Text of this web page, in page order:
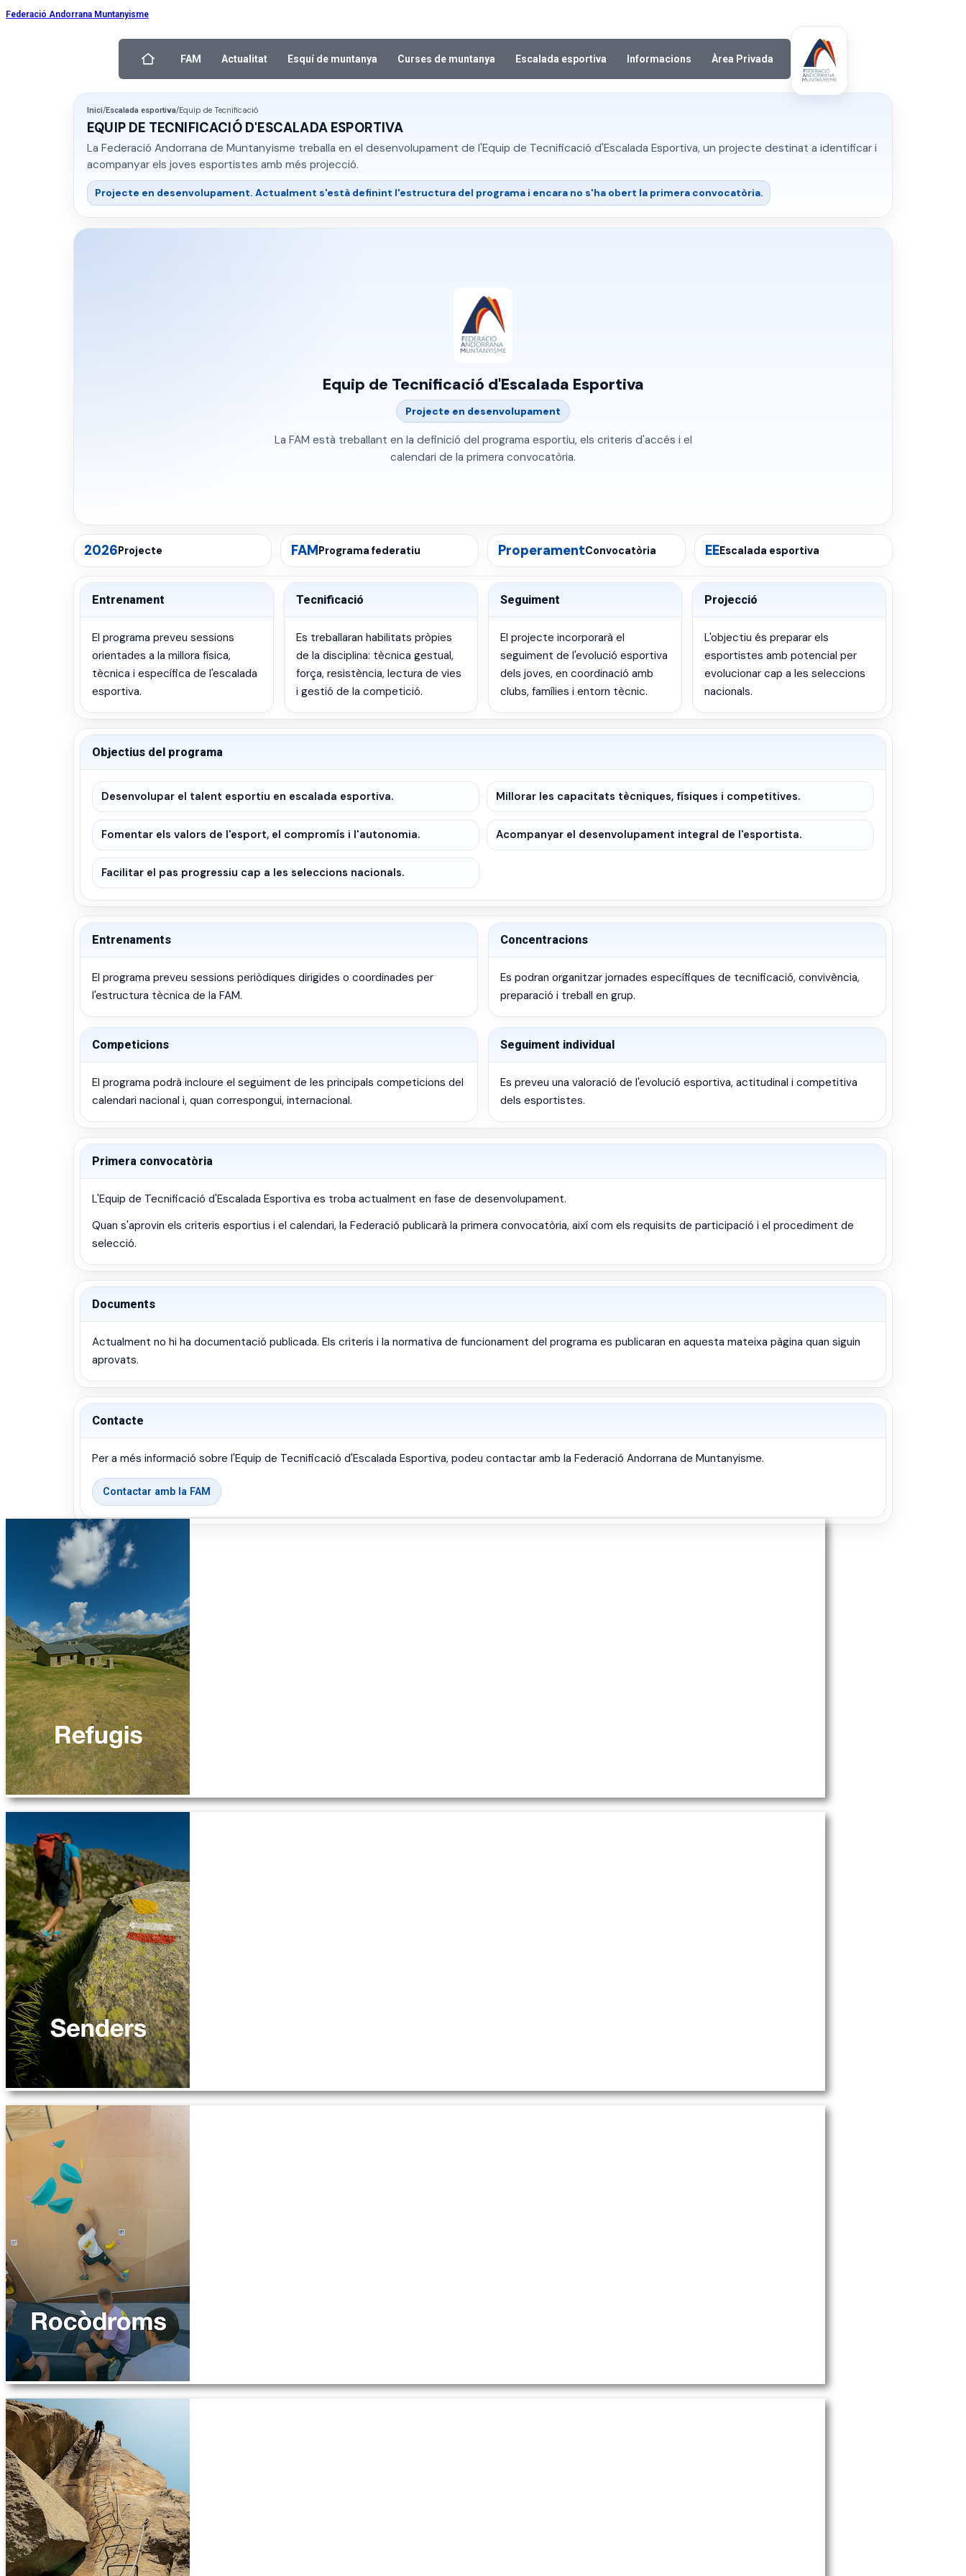
Federació Andorrana Muntanyisme
FAM Actualitat Esquí de muntanya Curses de muntanya Escalada esportiva Informacions Àrea Privada
Inici/Escalada esportiva/Equip de Tecnificació
EQUIP DE TECNIFICACIÓ D'ESCALADA ESPORTIVA
La Federació Andorrana de Muntanyisme treballa en el desenvolupament de l'Equip de Tecnificació d'Escalada Esportiva, un projecte destinat a identificar i
acompanyar els joves esportistes amb més projecció.
Projecte en desenvolupament. Actualment s'està definint l'estructura del programa i encara no s'ha obert la primera convocatòria.
Equip de Tecnificació d'Escalada Esportiva
Projecte en desenvolupament
La FAM està treballant en la definició del programa esportiu, els criteris d'accés i el
calendari de la primera convocatòria.
2026Projecte FAMPrograma federatiu ProperamentConvocatòria EEEscalada esportiva
Entrenament
El programa preveu sessions
orientades a la millora física,
tècnica i específica de l'escalada
esportiva.
Tecnificació
Es treballaran habilitats pròpies
de la disciplina: tècnica gestual,
força, resistència, lectura de vies
i gestió de la competició.
Seguiment
El projecte incorporarà el
seguiment de l'evolució esportiva
dels joves, en coordinació amb
clubs, famílies i entorn tècnic.
Projecció
L'objectiu és preparar els
esportistes amb potencial per
evolucionar cap a les seleccions
nacionals.
Objectius del programa
Desenvolupar el talent esportiu en escalada esportiva. Millorar les capacitats tècniques, físiques i competitives.
Fomentar els valors de l'esport, el compromís i l'autonomia. Acompanyar el desenvolupament integral de l'esportista.
Facilitar el pas progressiu cap a les seleccions nacionals.
Entrenaments
El programa preveu sessions periòdiques dirigides o coordinades per
l'estructura tècnica de la FAM.
Concentracions
Es podran organitzar jornades específiques de tecnificació, convivència,
preparació i treball en grup.
Competicions
El programa podrà incloure el seguiment de les principals competicions del
calendari nacional i, quan correspongui, internacional.
Seguiment individual
Es preveu una valoració de l'evolució esportiva, actitudinal i competitiva
dels esportistes.
Primera convocatòria
L'Equip de Tecnificació d'Escalada Esportiva es troba actualment en fase de desenvolupament.
Quan s'aprovin els criteris esportius i el calendari, la Federació publicarà la primera convocatòria, així com els requisits de participació i el procediment de
selecció.
Documents
Actualment no hi ha documentació publicada. Els criteris i la normativa de funcionament del programa es publicaran en aquesta mateixa pàgina quan siguin
aprovats.
Contacte
Per a més informació sobre l'Equip de Tecnificació d'Escalada Esportiva, podeu contactar amb la Federació Andorrana de Muntanyisme.
Contactar amb la FAM